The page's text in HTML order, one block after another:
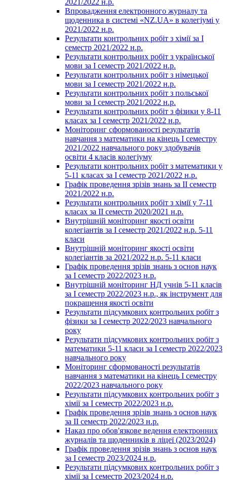
Впровадження електронного журналу та
щоденника в системі «NZ.UA» в колегіумі у
2021/2022 н.р.
Результати контрольних робіт з хімії за І
семестр 2021/2022 н.р.
Результати контрольних робіт з української
мови за І семестр 2021/2022 н.р.
Результати контрольних робіт з німецької
мови за І семестр 2021/2022 н.р.
Результати контрольних робіт з польської
мови за І семестр 2021/2022 н.р.
Результати контрольних робіт з фізики у 8-11
класах за І семестр 2021/2022 н.р.
Моніторинг сформованості результатів
навчання з математики на кінець І семестру
2021/2022 навчального року здобувачів
освіти 4 класів колегіуму
Результати контрольних робіт з математики у
5-11 класах за І семестр 2021/2022 н.р.
Графік проведення зрізів знань за ІІ семестр
2021/2022 н.р.
Результати контрольних робіт з хімії у 7-11
класах за ІІ семестр 2020/2021 н.р.
Внутрішній моніторинг якості освіти
колегіантів за І семестр 2021/2022 н.р. 5-11
класи
Внутрішній моніторинг якості освіти
колегіантів за 2021/2022 н.р. 5-11 класи
Графік проведення зрізів знань з основ наук
за І семестр 2022/2023 н.р.
Внутрішній моніторинг НД учнів 5-11 класів
за І семестр 2022/2023 н.р., як інструмент для
покращення якості освіти
Результати підсумкових контрольних робіт з
фізики за І семестр 2022/2023 навчального
року
Результати підсумкових контрольних робіт з
математики 5-11 класи за І семестр 2022/2023
навчального року
Моніторинг сформованості результатів
навчання з математики на кінець І семестру
2022/2023 навчального року
Результати підсумкових контрольних робіт з
хімії за І семестр 2022/2023 н.р.
Графік проведення зрізів знань з основ наук
за ІІ семестр 2022/2023 н.р.
Наказ про обов'язкове ведення електронних
журналів та щоденників в ліцеї (2023/2024)
Графік проведення зрізів знань з основ наук
за І семестр 2023/2024 н.р.
Результати підсумкових контрольних робіт з
хімії за І семестр 2023/2024 н.р.